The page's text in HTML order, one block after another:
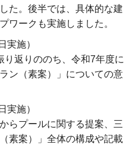
た。後半では、具体的な建
ワークも実施しました。
実施）
り返りののち、令和7年度に
ン（素案）」についての意
実施）
らプールに関する提案、三
素案）」全体の構成や記載